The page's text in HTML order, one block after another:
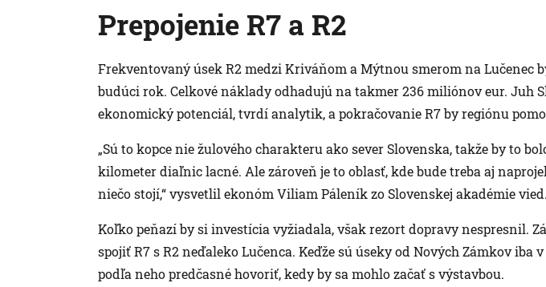
Prepojenie R7 a R2
Frekventovaný úsek R2 medzi Kriváňom a Mýtnou smerom na Lučenec
budúci rok. Celkové náklady odhadujú na takmer 236 miliónov eur. Juh
ekonomický potenciál, tvrdí analytik, a pokračovanie R7 by regiónu
„Sú to kopce nie žulového charakteru ako sever Slovenska, takže by to
kilometer diaľnic lacné. Ale zároveň je to oblasť, kde bude treba aj
niečo stojí,“ vysvetlil ekonóm Viliam Páleník zo Slovenskej akadémie vied.
Koľko peňazí by si investícia vyžiadala, však rezort dopravy nespresnil.
spojiť R7 s R2 neďaleko Lučenca. Keďže sú úseky od Nových Zámkov iba
podľa neho predčasné hovoriť, kedy by sa mohlo začať s výstavbou.